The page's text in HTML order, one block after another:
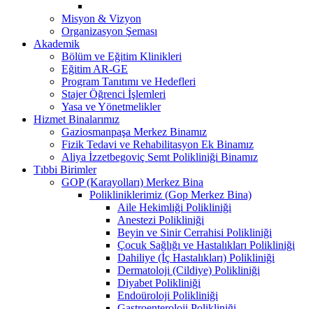
Misyon & Vizyon
Organizasyon Şeması
Akademik
Bölüm ve Eğitim Klinikleri
Eğitim AR-GE
Program Tanıtımı ve Hedefleri
Stajer Öğrenci İşlemleri
Yasa ve Yönetmelikler
Hizmet Binalarımız
Gaziosmanpaşa Merkez Binamız
Fizik Tedavi ve Rehabilitasyon Ek Binamız
Aliya İzzetbegoviç Semt Polikliniği Binamız
Tıbbi Birimler
GOP (Karayolları) Merkez Bina
Polikliniklerimiz (Gop Merkez Bina)
Aile Hekimliği Polikliniği
Anestezi Polikliniği
Beyin ve Sinir Cerrahisi Polikliniği
Çocuk Sağlığı ve Hastalıkları Polikliniği
Dahiliye (İç Hastalıkları) Polikliniği
Dermatoloji (Cildiye) Polikliniği
Diyabet Polikliniği
Endoüroloji Polikliniği